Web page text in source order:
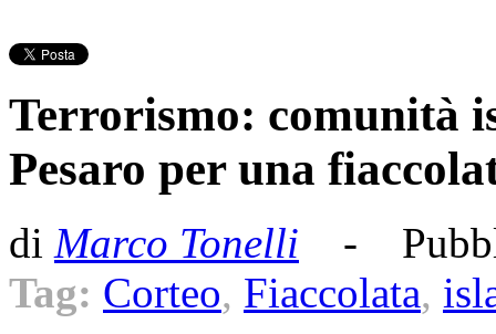
Terrorismo: comunità
Pesaro per una
di Marco Tonelli -
Tag: Corteo, Fiaccolata,